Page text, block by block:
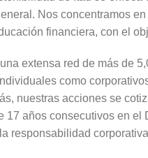
Nos concentramos
financiera, con el
extensa red de más de
como
nuestras acciones se
17 años consecutivos en
responsabilidad